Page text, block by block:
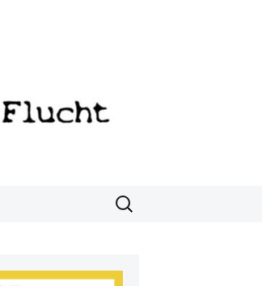
Suchen
nach: